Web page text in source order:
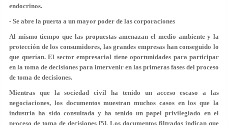
endocrinos.
- Se abre la puerta a un mayor poder de las corporaciones
Al mismo tiempo que las propuestas amenazan el medio ambiente y la
protección de los consumidores, las grandes empresas han conseguido lo
que querían. El sector empresarial tiene oportunidades para participar
en la toma de decisiones para intervenir en las primeras fases del proceso
de toma de decisiones.
Mientras que la sociedad civil ha tenido un acceso escaso a las
negociaciones, los documentos muestran muchos casos en los que la
industria ha sido consultada y ha tenido un papel privilegiado en el
proceso de toma de decisiones [5]. Los documentos filtrados indican que